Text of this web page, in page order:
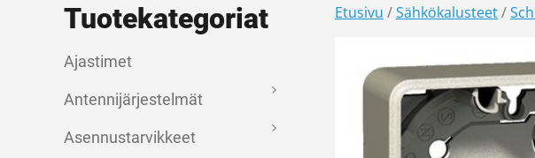
Tuotekategoriat
Ajastimet
Antennijärjestelmät
Asennustarvikkeet
Etusivu /Sähkökalusteet/